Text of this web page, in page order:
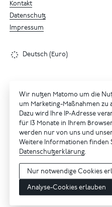
Kontakt
Datenschutz
Impressum
Deutsch (Euro)
Wir nutzen Matomo um die
um Marketing-Maßnahmen zu
Dazu wird Ihre IP-Adresse
für 13 Monate in Ihrem
werden nur von uns und
Weitere Informationen finden
Datenschutzerklärung.
Nur notwendige Cookies
Analyse-Cookies erlauben